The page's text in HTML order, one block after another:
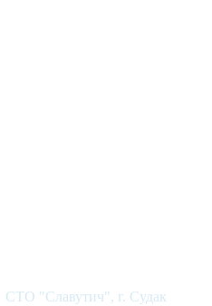
СТО "Славутич", г. Судак